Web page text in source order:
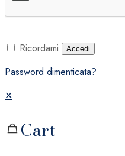
Ricordami Accedi
Password dimenticata?
✕
Cart